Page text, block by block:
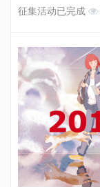
征集活动已完成